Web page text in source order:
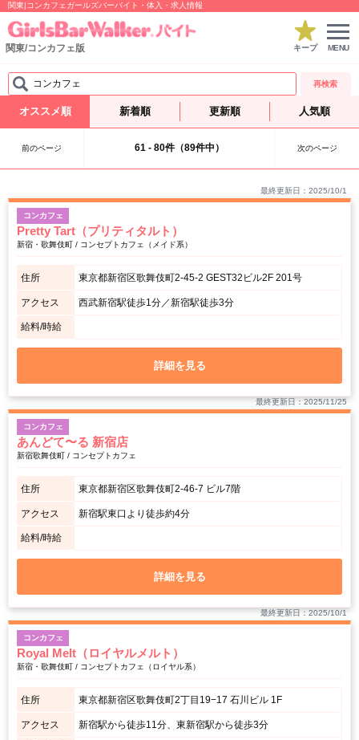
関東|コンカフェガールズバーバイト・体入・求人情報
関東/コンカフェ版 キープ MENU
コンカフェ 再検索
オススメ順 新着順 更新順 人気順
前のページ 61 - 80件（89件中） 次のページ
最終更新日：2025/10/1
コンカフェ
Pretty Tart（プリティタルト）
新宿・歌舞伎町 / コンセプトカフェ（メイド系）
住所 東京都新宿区歌舞伎町2-45-2 GEST32ビル2F 201号
アクセス 西武新宿駅徒歩1分／新宿駅徒歩3分
給料/時給
詳細を見る
最終更新日：2025/11/25
コンカフェ
あんどて〜る 新宿店
新宿歌舞伎町 / コンセプトカフェ
住所 東京都新宿区歌舞伎町2-46-7 ビル7階
アクセス 新宿駅東口より徒歩約4分
給料/時給
詳細を見る
最終更新日：2025/10/1
コンカフェ
Royal Melt（ロイヤルメルト）
新宿・歌舞伎町 / コンセプトカフェ（ロイヤル系）
住所 東京都新宿区歌舞伎町2丁目19−17 石川ビル 1F
アクセス 新宿駅から徒歩11分、東新宿駅から徒歩3分